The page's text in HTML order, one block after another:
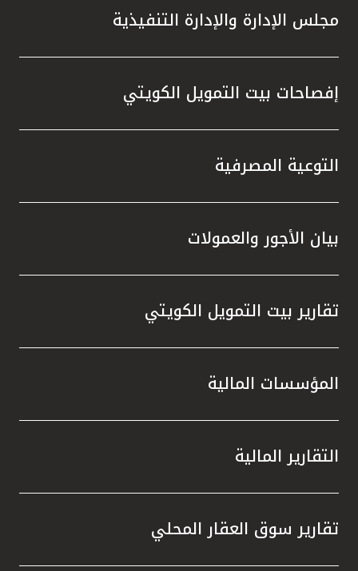
مجلس الإدارة والإدارة التنفيذية
إفصاحات بيت التمويل الكويتي
التوعية المصرفية
بيان الأجور والعمولات
تقارير بيت التمويل الكويتي
المؤسسات المالية
التقارير المالية
تقارير سوق العقار المحلي